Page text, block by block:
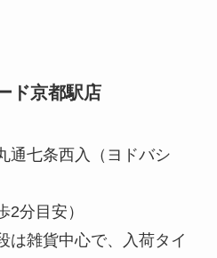
ド京都駅店
通七条西入（ヨドバシ
分目安）
は雑貨中心で、入荷タイ